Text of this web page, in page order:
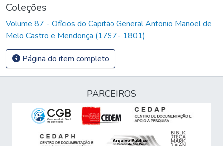
Coleções
Volume 87 - Ofícios do Capitão General Antonio Manoel de
Melo Castro e Mendonça (1797- 1801)
Página do item completo
PARCEIROS